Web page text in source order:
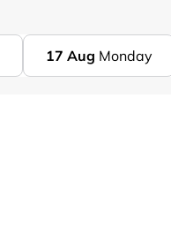
17 Aug Monday